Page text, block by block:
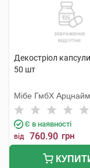
Декостріол
50 шт
Мібе ГмбХ
Є в наявності
від 760.90 грн